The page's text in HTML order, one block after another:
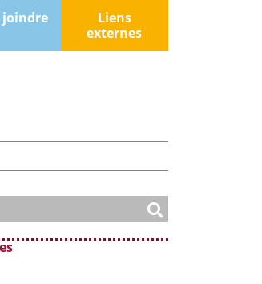
joindre
Liens
externes